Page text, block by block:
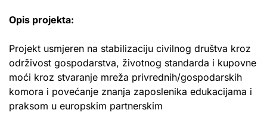
Opis projekta:
Projekt usmjeren na stabilizaciju civilnog društva kroz
održivost gospodarstva, životnog standarda i kupovne
moći kroz stvaranje mreža privrednih/gospodarskih
komora i povećanje znanja zaposlenika edukacijama i
praksom u europskim partnerskim